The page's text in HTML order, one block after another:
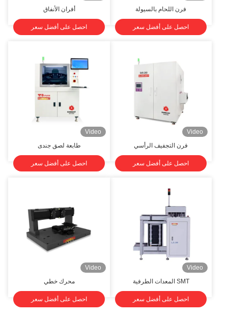
فرن اللحام بالسيولة
احصل على أفضل سعر
أفران الأنفاق
احصل على أفضل سعر
Video
فرن التجفيف الرأسي
احصل على أفضل سعر
Video
طابعة لصق جندى
احصل على أفضل سعر
Video
احصل على أفضل سعر
Video
محرك خطي
احصل على أفضل سعر